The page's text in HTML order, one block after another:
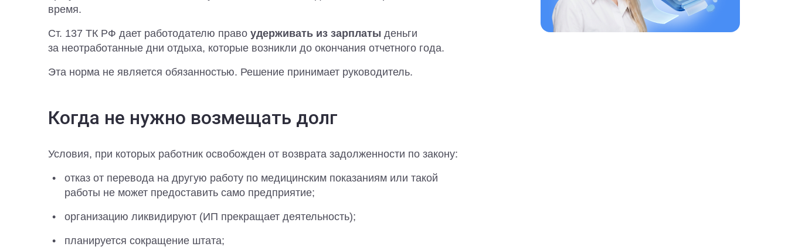
время.
Ст. 137 ТК РФ дает работодателю право удерживать из зарплаты деньги
за неотработанные дни отдыха, которые возникли до окончания отчетного года.
Эта норма не является обязанностью. Решение принимает руководитель.
Когда не нужно возмещать долг
Условия, при которых работник освобожден от возврата задолженности по закону:
отказ от перевода на другую работу по медицинским показаниям или такой
работы не может предоставить само предприятие;
организацию ликвидируют (ИП прекращает деятельность);
планируется сокращение штата;